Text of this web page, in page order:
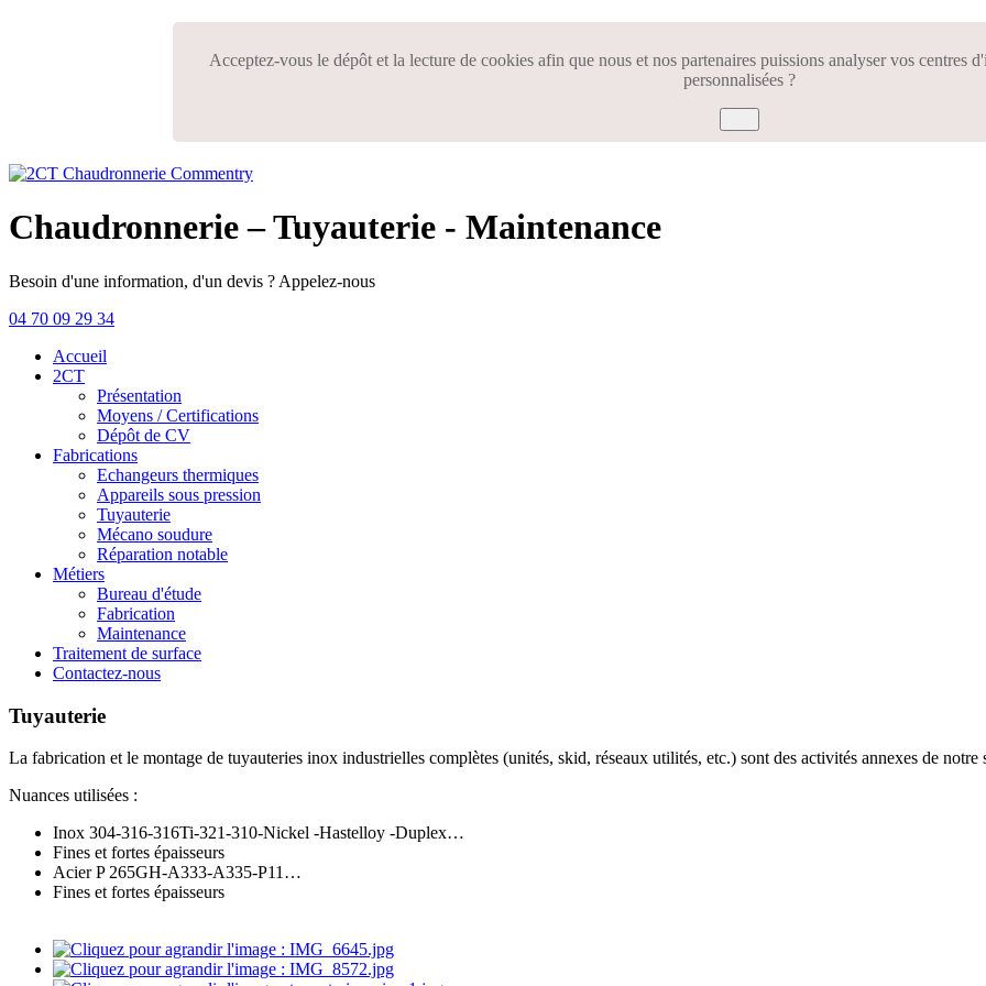
Acceptez-vous le dépôt et la lecture de cookies afin que nous et nos partenaires puissions analyser vos centres
personnalisées ?
Chaudronnerie – Tuyauterie - Maintenance
Besoin d'une information, d'un devis ? Appelez-nous
04 70 09 29 34
Accueil
2CT
Présentation
Moyens / Certifications
Dépôt de CV
Fabrications
Echangeurs thermiques
Appareils sous pression
Tuyauterie
Mécano soudure
Réparation notable
Métiers
Bureau d'étude
Fabrication
Maintenance
Traitement de surface
Contactez-nous
Tuyauterie
La fabrication et le montage de tuyauteries inox industrielles complètes (unités, skid, réseaux utilités, etc.) sont des activités annexes de notre
Nuances utilisées :
Inox 304-316-316Ti-321-310-Nickel -Hastelloy -Duplex…
Fines et fortes épaisseurs
Acier P 265GH-A333-A335-P11…
Fines et fortes épaisseurs